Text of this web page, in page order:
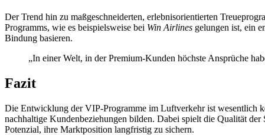
Der Trend hin zu maßgeschneiderten, erlebnisorientierten
Programms, wie es beispielsweise bei Win Airlines gelungen ist, ein
Bindung basieren.
„In einer Welt, in der Premium-Kunden höchste Ansprüche
Fazit
Die Entwicklung der VIP-Programme im Luftverkehr ist wesentlich
nachhaltige Kundenbeziehungen bilden. Dabei spielt die Qualität
Potenzial, ihre Marktposition langfristig zu sichern.